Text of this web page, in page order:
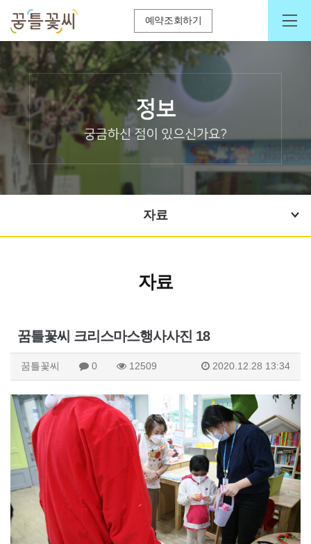
예약조회하기
자료
자료
꿈틀꽃씨 크리스마스행사사진 18
꿈틀꽃씨 0 12509 2020.12.28 13:34